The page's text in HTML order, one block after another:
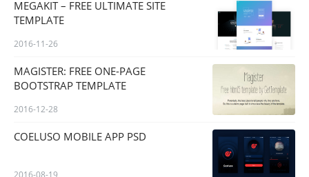
MEGAKIT – FREE ULTIMATE SITE
TEMPLATE
2016-11-26
MAGISTER: FREE ONE-PAGE
BOOTSTRAP TEMPLATE
2016-12-28
COELUSO MOBILE APP PSD
2016-08-19